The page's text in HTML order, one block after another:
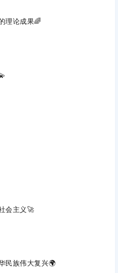
理论成果🌈
会主义🚀
民族伟大复兴🌍